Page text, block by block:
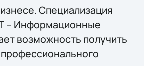
Специализация
– Информационные
возможность получить